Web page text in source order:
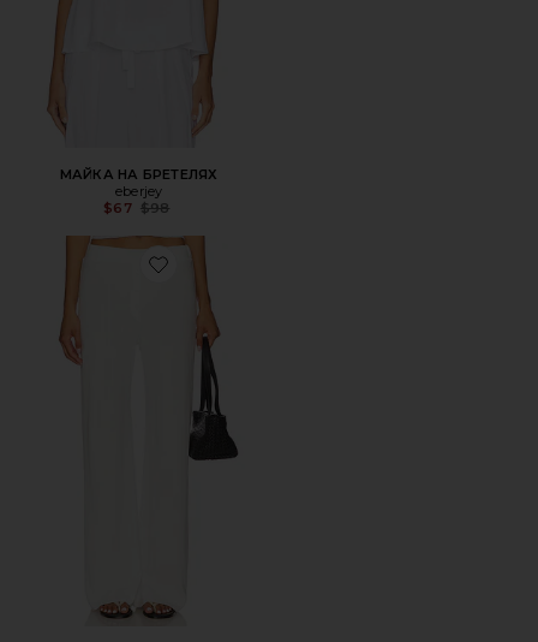
МАЙКА НА БРЕТЕЛЯХ
eberjey
$67 Previous price:
$98
Favorite БРЮКИ